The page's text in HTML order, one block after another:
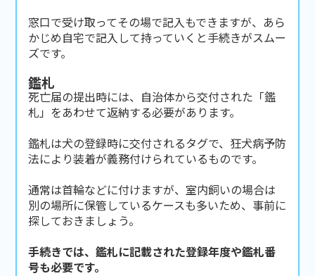
窓口で受け取ってその場で記入もできますが、あら
かじめ自宅で記入して持っていくと手続きがスムー
ズです。
鑑札
死亡届の提出時には、自治体から交付された「鑑
札」をあわせて返納する必要があります。
鑑札は犬の登録時に交付されるタグで、狂犬病予防
法により装着が義務付けられているものです。
通常は首輪などに付けますが、室内飼いの場合は
別の場所に保管しているケースも多いため、事前に
探しておきましょう。
手続きでは、鑑札に記載された登録年度や鑑札番
号も必要です。